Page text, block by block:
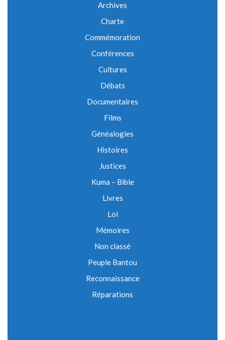
Archives
Charte
Commémoration
Conférences
Cultures
Débats
Documentaires
Films
Généalogies
Histoires
Justices
Kuma – Bible
Livres
Loi
Mémoires
Non classé
Peuple Bantou
Reconnaissance
Réparations